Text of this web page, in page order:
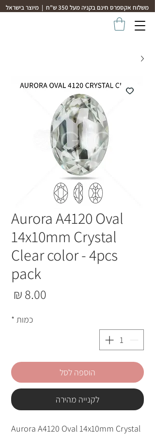
משלוח אקספרס חינם בקניה מעל 350 ש"ח | מיוצר בישראל
Aurora A4120 Oval
14x10mm Crystal
Clear color - 4pcs
pack
כמות *
הוספה לסל
לקנייה מהירה
Aurora A4120 Oval 14x10mm Crystal